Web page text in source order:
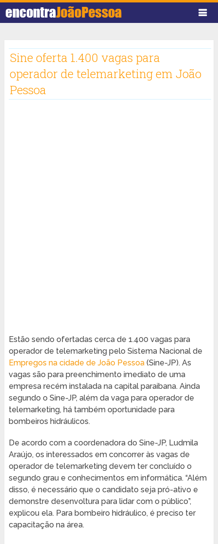
Sine oferta 1.400 vagas para
operador de telemarketing em João
Pessoa
Estão sendo ofertadas cerca de 1.400 vagas para
operador de telemarketing pelo Sistema Nacional de
Empregos na cidade de João Pessoa(Sine-JP). As
vagas são para preenchimento imediato de uma
empresa recém instalada na capital paraibana. Ainda
segundo o Sine-JP, além da vaga para operador de
telemarketing, há também oportunidade para
bombeiros hidráulicos.
De acordo com a coordenadora do Sine-JP, Ludmila
Araújo, os interessados em concorrer às vagas de
operador de telemarketing devem ter concluído o
segundo grau e conhecimentos em informática. “Além
disso, é necessário que o candidato seja pró-ativo e
demonstre desenvoltura para lidar com o público”,
explicou ela. Para bombeiro hidráulico, é preciso ter
capacitação na área.